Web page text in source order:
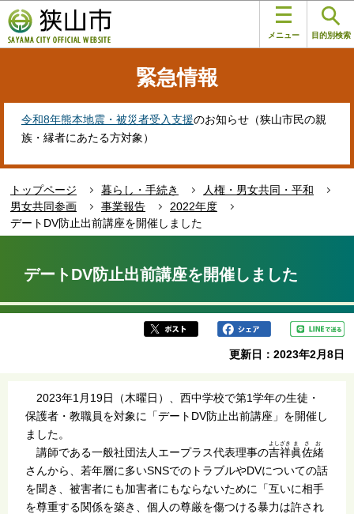
の
ペ
す
メニュー 目的別検索
緊急情報
令和8年熊本地震・被災者受入支援のお知らせ（狭山市民の親
族・縁者にあたる方対象）
トップページ 暮らし・手続き
人権・男女共同・平和
男女共同参画
事業報告
2022年度
デートDV防止出前講座を開催しました
か
デートDV防止出前講座を開催しました
更新日：2023年2月8日
2023年1月19日（木曜日）、西中学校で第1学年の生徒・
保護者・教職員を対象に「デートDV防止出前講座」を開催し
ました。
講師である一般社団法人エープラス代表理事の吉祥
よしざき
眞佐緒
まさお
さんから、若年層に多いSNSでのトラブルやDVについての話
を聞き、被害者にも加害者にもならないために「互いに相手
を尊重する関係を築き、個人の尊厳を傷つける暴力は許され